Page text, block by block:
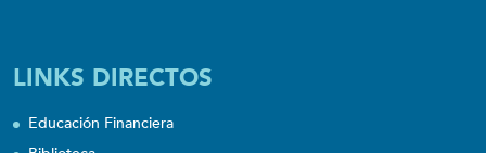
LINKS DIRECTOS
Educación Financiera